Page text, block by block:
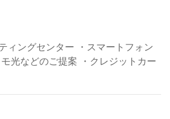
ィングセンター ・スマートフォン
光などのご提案 ・クレジットカー